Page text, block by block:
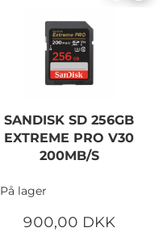
SANDISK SD 256GB
EXTREME PRO V30
200MB/S
På lager
900,00 DKK